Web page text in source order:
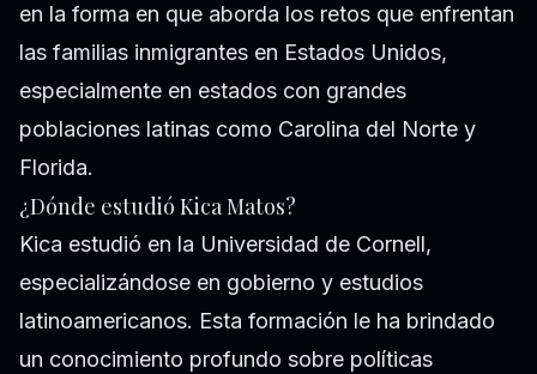
en la forma en que aborda los retos que enfrentan
las familias inmigrantes en Estados Unidos,
especialmente en estados con grandes
poblaciones latinas como Carolina del Norte y
Florida.
¿Dónde estudió Kica Matos?
Kica estudió en la Universidad de Cornell,
especializándose en gobierno y estudios
latinoamericanos. Esta formación le ha brindado
un conocimiento profundo sobre políticas